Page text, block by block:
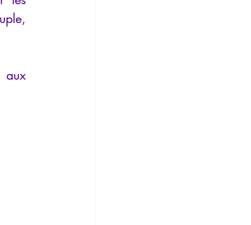
aux